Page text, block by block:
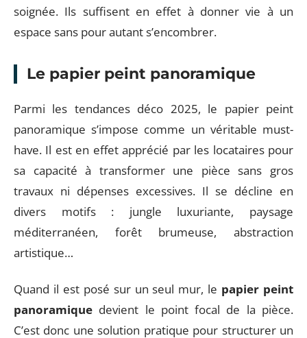
soignée. Ils suffisent en effet à donner vie à un
espace sans pour autant s’encombrer.
Le papier peint panoramique
Parmi les tendances déco 2025, le papier peint
panoramique s’impose comme un véritable must-
have. Il est en effet apprécié par les locataires pour
sa capacité à transformer une pièce sans gros
travaux ni dépenses excessives. Il se décline en
divers motifs : jungle luxuriante, paysage
méditerranéen, forêt brumeuse, abstraction
artistique…
Quand il est posé sur un seul mur, le papier peint
panoramique devient le point focal de la pièce.
C’est donc une solution pratique pour structurer un